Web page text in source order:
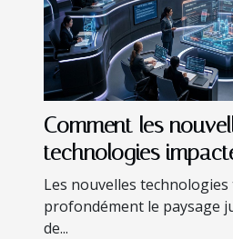
Comment les
technologies
régulations
Les nouvelles
profondément le paysage
de...